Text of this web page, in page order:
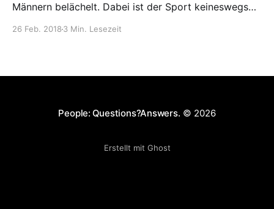
Männern belächelt. Dabei ist der Sport keineswegs
26 Feb. 2018 3 Min. Lesezeit
People: Questions?Answers. © 2026
Erstellt mit Ghost